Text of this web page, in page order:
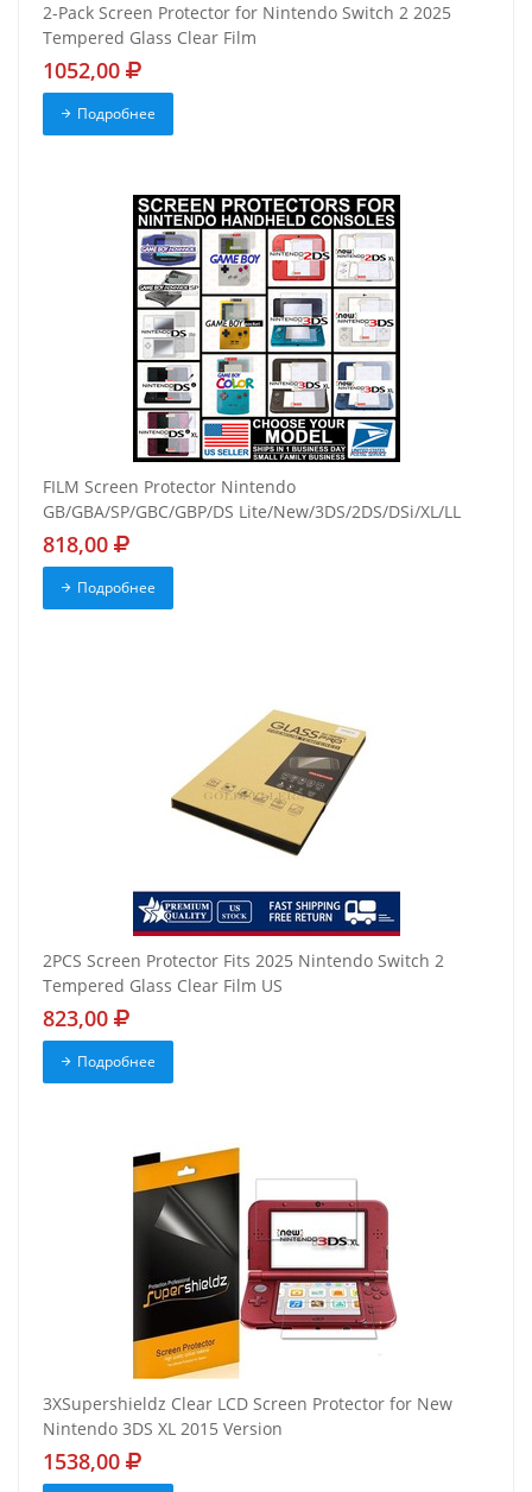
2-Pack Screen Protector for Nintendo Switch 2 2025
Tempered Glass Clear Film
1052,00
Подробнее
FILM Screen Protector Nintendo
GB/GBA/SP/GBC/GBP/DS Lite/New/3DS/2DS/DSi/XL/LL
818,00
Подробнее
2PCS Screen Protector Fits 2025 Nintendo Switch 2
Tempered Glass Clear Film US
823,00
Подробнее
3XSupershieldz Clear LCD Screen Protector for New
Nintendo 3DS XL 2015 Version
1538,00